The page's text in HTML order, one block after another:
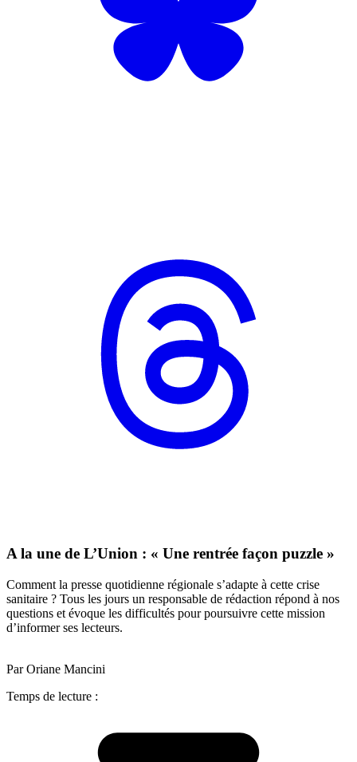
A la une de L’Union : « Une rentrée façon puzzle »
Comment la presse quotidienne régionale s’adapte à cette crise
sanitaire ? Tous les jours un responsable de rédaction répond à nos
questions et évoque les difficultés pour poursuivre cette mission
d’informer ses lecteurs.
Par Oriane Mancini
Temps de lecture :